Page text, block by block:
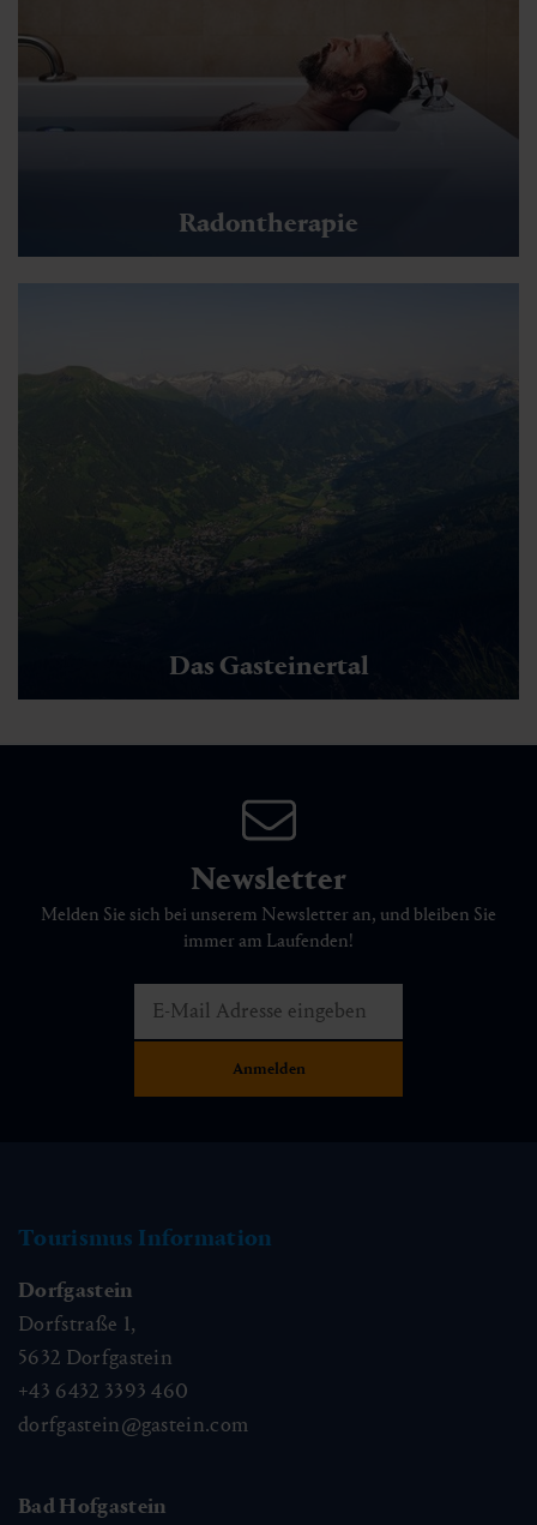
Radontherapie
Das Gasteinertal
Newsletter
Melden Sie sich bei unserem Newsletter an, und bleiben Sie
immer am Laufenden!
Tourismus Information
Dorfgastein
Dorfstraße 1,
5632 Dorfgastein
+43 6432 3393 460
dorfgastein@gastein.com
Bad Hofgastein